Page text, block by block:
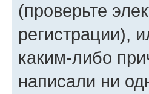
(проверьте
регистрации),
каким-либо
написали ни